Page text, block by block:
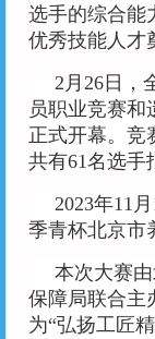
选手的综合能
优秀技能人才
2月26日，
员职业竞赛和
正式开幕。竞
共有61名选手
2023年11
季青杯北京市
本次大赛
保障局联合主
为“弘扬工匠